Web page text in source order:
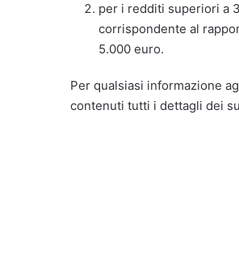
per i redditi superiori a
corrispondente al
5.000 euro.
Per qualsiasi informazione
contenuti tutti i dettagli dei